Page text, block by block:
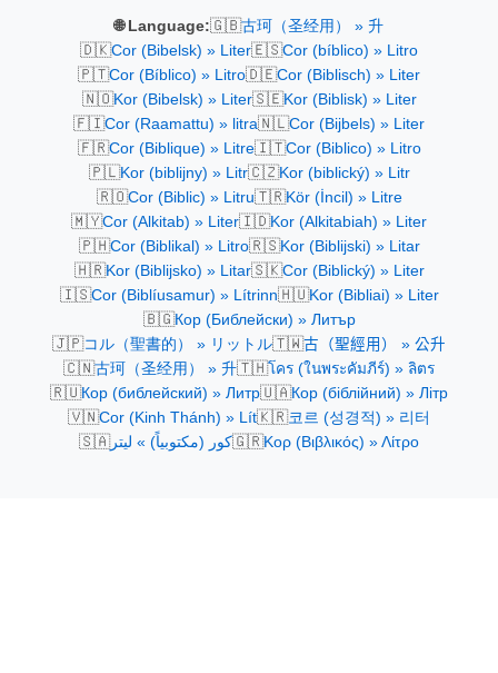
🌐 Language:🇬🇧古珂（圣经用） » 升
🇩🇰Cor (Bibelsk) » Liter🇪🇸Cor (bíblico) » Litro
🇵🇹Cor (Bíblico) » Litro🇩🇪Cor (Biblisch) » Liter
🇳🇴Kor (Bibelsk) » Liter🇸🇪Kor (Biblisk) » Liter
🇫🇮Cor (Raamattu) » litra🇳🇱Cor (Bijbels) » Liter
🇫🇷Cor (Biblique) » Litre🇮🇹Cor (Biblico) » Litro
🇵🇱Kor (biblijny) » Litr🇨🇿Kor (biblický) » Litr
🇷🇴Cor (Biblic) » Litru🇹🇷Kör (İncil) » Litre
🇲🇾Cor (Alkitab) » Liter🇮🇩Kor (Alkitabiah) » Liter
🇵🇭Cor (Biblikal) » Litro🇷🇸Kor (Biblijski) » Litar
🇭🇷Kor (Biblijsko) » Litar🇸🇰Cor (Biblický) » Liter
🇮🇸Cor (Biblíusamur) » Lítrinn🇭🇺Kor (Bibliai) » Liter
🇧🇬Кор (Библейски) » Литър
🇯🇵コル（聖書的） » リットル🇹🇼古（聖經用） » 公升
🇨🇳古珂（圣经用） » 升🇹🇭โคร (ในพระคัมภีร์) » ลิตร
🇷🇺Кор (библейский) » Литр🇺🇦Кор (біблійний) » Літр
🇻🇳Cor (Kinh Thánh) » Lít🇰🇷코르 (성경적) » 리터
🇸🇦كور (مكتوبياً) » ليتر🇬🇷Κορ (Βιβλικός) » Λίτρο